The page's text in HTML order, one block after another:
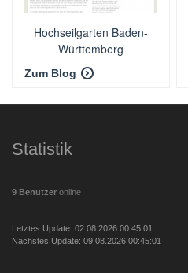
Hochseilgarten Baden-
Württemberg
Zum Blog
Statistik
9 Benutzer online
Letztes Update: 02.08.2026 00:45:01
Nächstes Update: 09.08.2026 00:45:01